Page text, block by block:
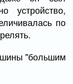
устройство,
по
"большим